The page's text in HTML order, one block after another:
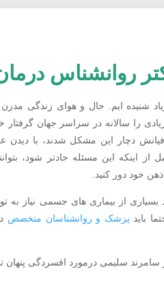
روانشناس
شنیده ایم. حال و هوای زندگی
را سالانه در سراسر جهان
دچار این مشکل شدند، با دیدن
از اینکه این مسئله حادتر شود،
خود دور کنید.
از بیماری های جسمی نیاز به
باید پزشک و روانشناسان متخصص
سامرند سلیمی درمورد افسردگی پنهان